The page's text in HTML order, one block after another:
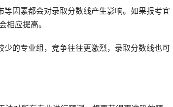
因素都会对录取分数线产生影响。如果报考宜
相应提高。
的专业组，竞争往往更激烈，录取分数线也可